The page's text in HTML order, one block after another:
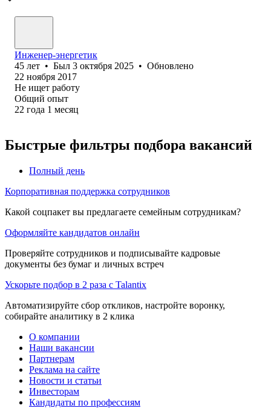
Инженер-энергетик
45 лет • Был 3 октября 2025 • Обновлено
22 ноября 2017
Не ищет работу
Общий опыт
22 года 1 месяц
Быстрые фильтры подбора вакансий
Полный день
Корпоративная поддержка сотрудников
Какой соцпакет вы предлагаете семейным сотрудникам?
Оформляйте кандидатов онлайн
Проверяйте сотрудников и подписывайте кадровые
документы без бумаг и личных встреч
Ускорьте подбор в 2 раза с Talantix
Автоматизируйте сбор откликов, настройте воронку,
собирайте аналитику в 2 клика
О компании
Наши вакансии
Партнерам
Реклама на сайте
Новости и статьи
Инвесторам
Кандидаты по профессиям